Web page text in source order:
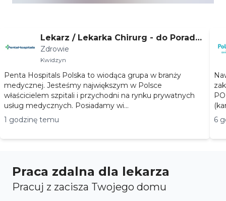
Lekarz / Lekarka Chirurg - do Poradni
Chirurgii Ogólnej
Zdrowie
Kwidzyn
Penta Hospitals Polska to wiodąca grupa w branży
medycznej. Jesteśmy największym w Polsce
właścicielem szpitali i przychodni na rynku prywatnych
usług medycznych. Posiadamy wi...
1 godzinę temu
6
Praca zdalna dla lekarza
Pracuj z zacisza Twojego domu